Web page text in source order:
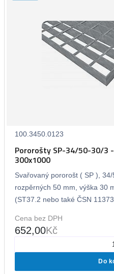
100.3450.0123
Pororošty SP-34/50-30/3
300x1000
Svařovaný pororošt ( SP ),
rozpěrných 50 mm, výška 30
(ST37.2 nebo také ČSN 11373
Cena bez DPH
652,00Kč
Do